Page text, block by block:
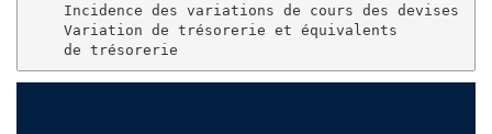
Incidence des variations de cours des devises
    Variation de trésorerie et équivalents